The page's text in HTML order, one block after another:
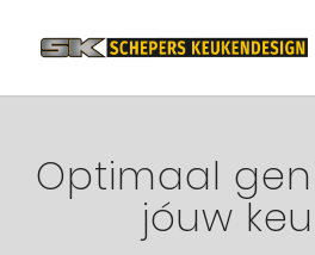
Optimaal
jóuw